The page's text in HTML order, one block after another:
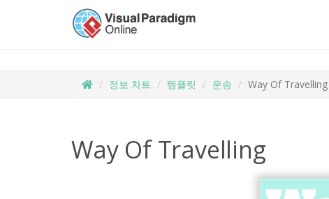
정보 차트 템플릿 운송 Way Of Travelling
Way Of Travelling